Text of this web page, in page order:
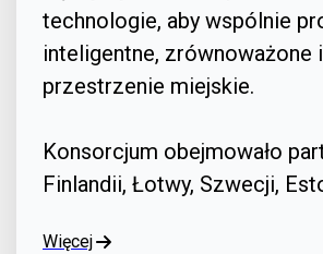
technologie, aby wspólnie
inteligentne, zrównoważone
przestrzenie miejskie.
Konsorcjum obejmowało
Finlandii, Łotwy, Szwecji,
Więcej